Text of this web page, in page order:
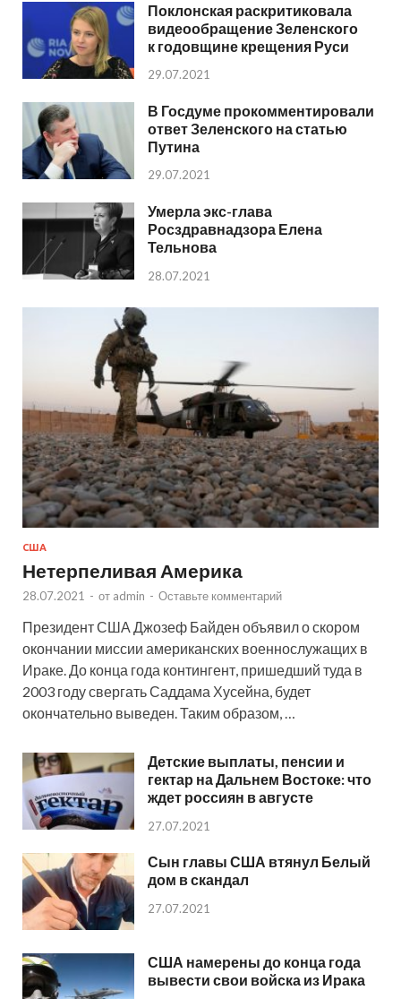
Поклонская раскритиковала
видеообращение Зеленского
к годовщине крещения Руси
29.07.2021
В Госдуме прокомментировали
ответ Зеленского на статью
Путина
29.07.2021
Умерла экс-глава
Росздравнадзора Елена
Тельнова
28.07.2021
США
Нетерпеливая Америка
28.07.2021 - от admin - Оставьте комментарий
Президент США Джозеф Байден объявил о скором
окончании миссии американских военнослужащих в
Ираке. До конца года контингент, пришедший туда в
2003 году свергать Саддама Хусейна, будет
окончательно выведен. Таким образом, …
Детские выплаты, пенсии и
гектар на Дальнем Востоке: что
ждет россиян в августе
27.07.2021
Сын главы США втянул Белый
дом в скандал
27.07.2021
США намерены до конца года
вывести свои войска из Ирака